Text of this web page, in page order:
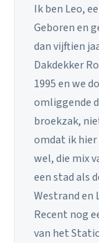
Ik ben Leo,
Geboren en
dan vijftien
Dakdekker
1995 en we
omliggende
broekzak,
omdat ik hier
wel, die mix
een stad als
Westrand en
Recent nog
van het